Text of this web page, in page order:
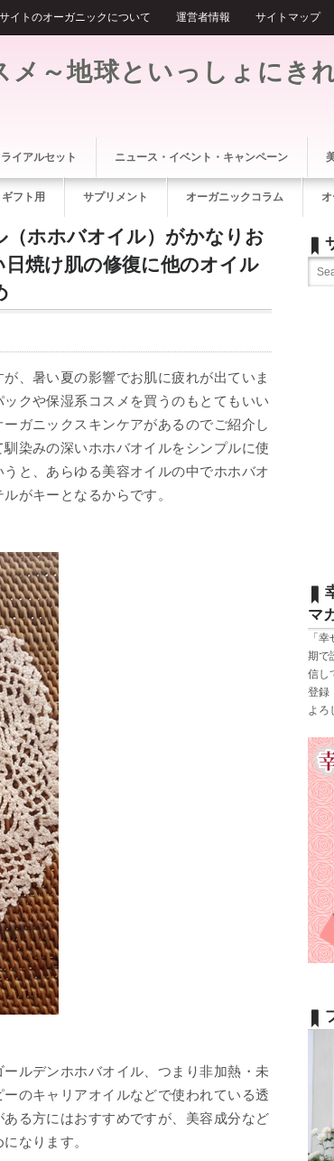
～地球といっしょにき
ホホバオイル）がかなりお
焼け肌の修復に他のオイル
、暑い夏の影響でお肌に疲れが出ていま
クや保湿系コスメを買うのもとてもいい
ガニックスキンケアがあるのでご紹介し
染みの深いホホバオイルをシンプルに使
と、あらゆる美容オイルの中でホホバオ
がキーとなるからです。
ルデンホホバオイル、つまり非加熱・未
のキャリアオイルなどで使われている透
る方にはおすすめですが、美容成分など
なります。
マ
「
期で
信し
登録
よろ
イトのオーガニックについて 運営者情報 サイトマップ
ライアルセット ニュース・イベント・キャンペーン
フト用 サプリメント オーガニックコラム